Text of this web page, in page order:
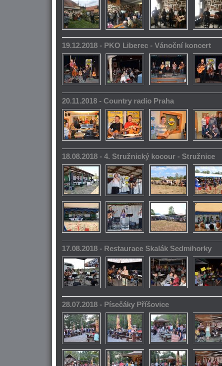
19.12.2018 - PKO Liberec - Vánoční koncert
20.11.2018 - Country radio Praha
18.08.2018 - 4. Stružnický kocour - Stružnice
17.08.2018 - Restaurace Skalák Sedmihorky
28.07.2018 - Písečáky Příšovice